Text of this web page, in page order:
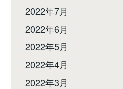
2022年7月
2022年6月
2022年5月
2022年4月
2022年3月